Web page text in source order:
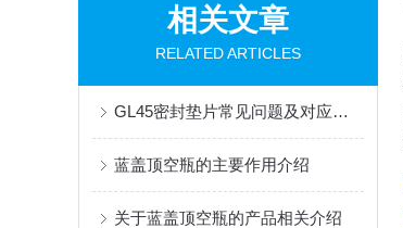
相关文章
RELATED ARTICLES
GL45密封垫片常见问题及对应解决办法大公开
蓝盖顶空瓶的主要作用介绍
关于蓝盖顶空瓶的产品相关介绍